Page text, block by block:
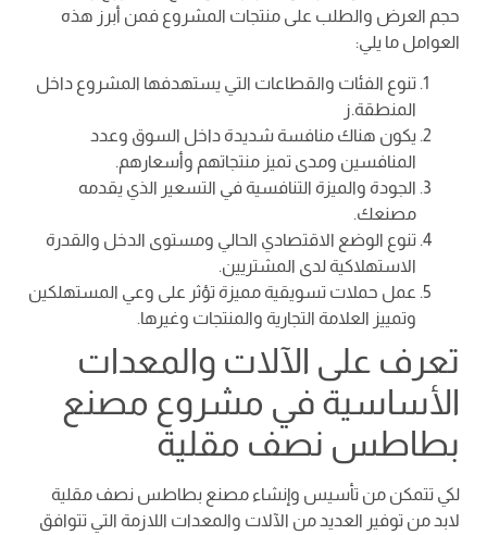
حجم العرض والطلب على منتجات المشروع فمن أبرز هذه
العوامل ما يلي:
تنوع الفئات والقطاعات التي يستهدفها المشروع داخل
المنطقة.ز
يكون هناك منافسة شديدة داخل السوق وعدد
المنافسين ومدى تميز منتجاتهم وأسعارهم.
الجودة والميزة التنافسية في التسعير الذي يقدمه
مصنعك.
تنوع الوضع الاقتصادي الحالي ومستوى الدخل والقدرة
الاستهلاكية لدى المشتريين.
عمل حملات تسويقية مميزة تؤثر على وعي المستهلكين
وتمييز العلامة التجارية والمنتجات وغيرها.
تعرف على الآلات والمعدات
الأساسية في مشروع مصنع
بطاطس نصف مقلية
لكي تتمكن من تأسيس وإنشاء مصنع بطاطس نصف مقلية
لابد من توفير العديد من الآلات والمعدات اللازمة التي تتوافق